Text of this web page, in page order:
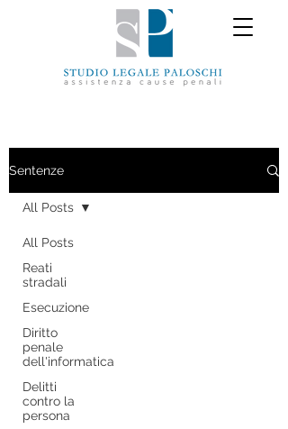
Sentenze
All Posts
Reati
stradali
Esecuzione
Diritto
penale
dell'informatica
Delitti
contro la
persona
All Posts